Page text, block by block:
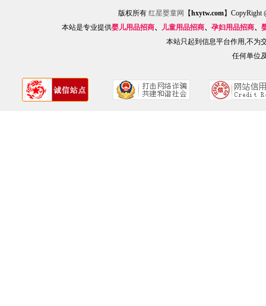
版权所有 红星婴童网 【hxytw.com】CopyRight
本站是专业提供婴儿用品招商、 儿童用品招商、 孕妇用品招商、
本站只起到信息平台作用,不为
任何单位